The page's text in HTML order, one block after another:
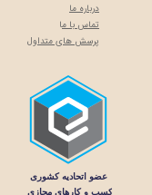
درباره ما
تماس با ما
پرسش های متداول